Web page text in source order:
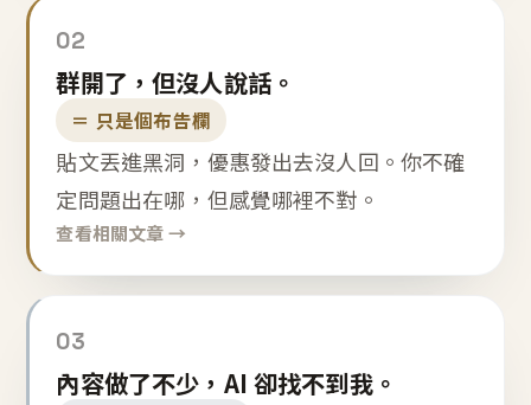
02
群開了，但沒人說話。
＝ 只是個布告欄
貼文丟進黑洞，優惠發出去沒人回。你不確
定問題出在哪，但感覺哪裡不對。
查看相關文章 →
03
內容做了不少，AI 卻找不到我。